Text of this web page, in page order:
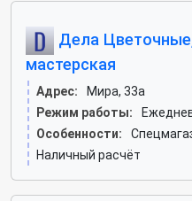
Дела
мастерская
Адрес:
Мира, 33а
Режим работы:
Особенности:
Наличный расчёт